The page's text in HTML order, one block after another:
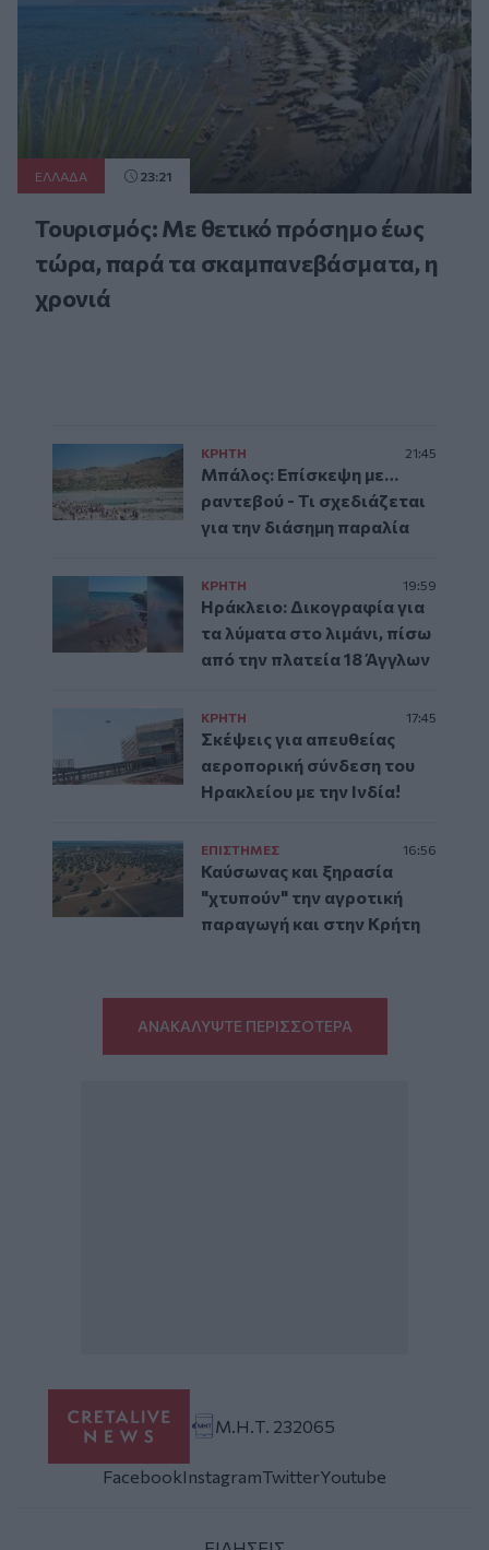
ΕΛΛAΔΑ 23:21
Τουρισμός: Με θετικό πρόσημο έως
τώρα, παρά τα σκαμπανεβάσματα, η
χρονιά
ΚΡΗΤΗ 21:45
Μπάλος: Επίσκεψη με…
ραντεβού - Τι σχεδιάζεται
για την διάσημη παραλία
ΚΡΗΤΗ 19:59
Ηράκλειο: Δικογραφία για
τα λύματα στο λιμάνι, πίσω
από την πλατεία 18 Άγγλων
ΚΡΗΤΗ 17:45
Σκέψεις για απευθείας
αεροπορική σύνδεση του
Ηρακλείου με την Ινδία!
ΕΠΙΣΤΗΜΕΣ 16:56
Καύσωνας και ξηρασία
"χτυπούν" την αγροτική
παραγωγή και στην Κρήτη
ΑΝΑΚΑΛΥΨΤΕ ΠΕΡΙΣΣΟΤΕΡΑ
Μ.Η.Τ. 232065
FacebookInstagramTwitterYoutube